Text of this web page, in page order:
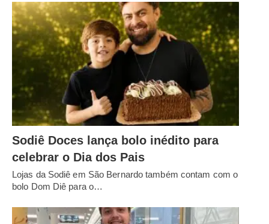
Sodiê Doces lança bolo inédito para
celebrar o Dia dos Pais
Lojas da Sodiê em São Bernardo também contam com o
bolo Dom Diê para o…